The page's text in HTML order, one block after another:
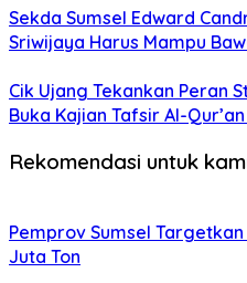
Sekda Sumsel Edward
Sriwijaya Harus Mampu
Cik Ujang Tekankan Peran
Buka Kajian Tafsir Al-
Rekomendasi untuk
Pemprov Sumsel
Juta Ton